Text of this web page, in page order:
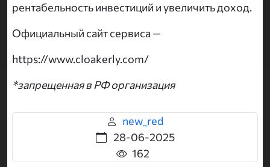
рентабельность инвестиций и увеличить доход.
Официальный сайт сервиса —
https://www.cloakerly.com/
*запрещенная в РФ организация
new_red
28-06-2025
162